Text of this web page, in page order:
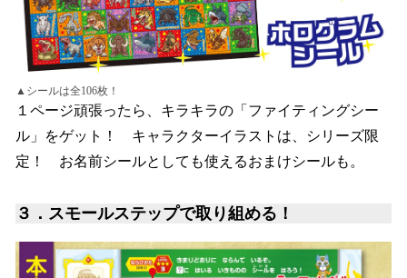
▲シールは全106枚！
１ページ頑張ったら、キラキラの「ファイティングシー
ル」をゲット！ キャラクターイラストは、シリーズ限
定！ お名前シールとしても使えるおまけシールも。
３．スモールステップで取り組める！